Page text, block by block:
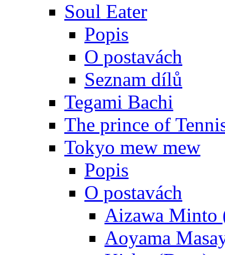
Soul Eater
Popis
O postavách
Seznam dílů
Tegami Bachi
The prince of
Tokyo mew mew
Popis
O postavách
Aizawa Minto
Aoyama